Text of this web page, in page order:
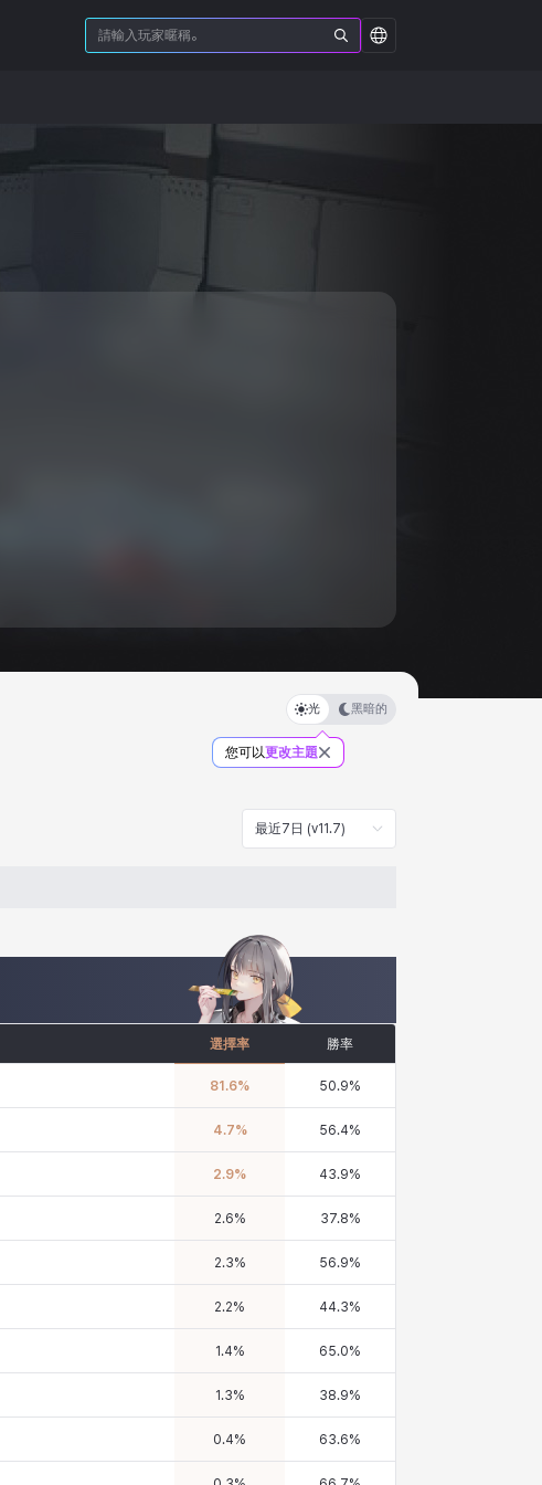
光 黑暗的
您可以更改主題
最近7日 (v11.7)
選擇率 勝率
81.6% 50.9%
4.7% 56.4%
2.9% 43.9%
2.6% 37.8%
2.3% 56.9%
2.2% 44.3%
1.4% 65.0%
1.3% 38.9%
0.4% 63.6%